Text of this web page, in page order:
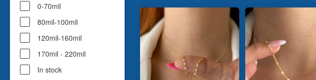
0-70mil
80mil-100mil
120mil-160mil
170mil - 220mil
In stock